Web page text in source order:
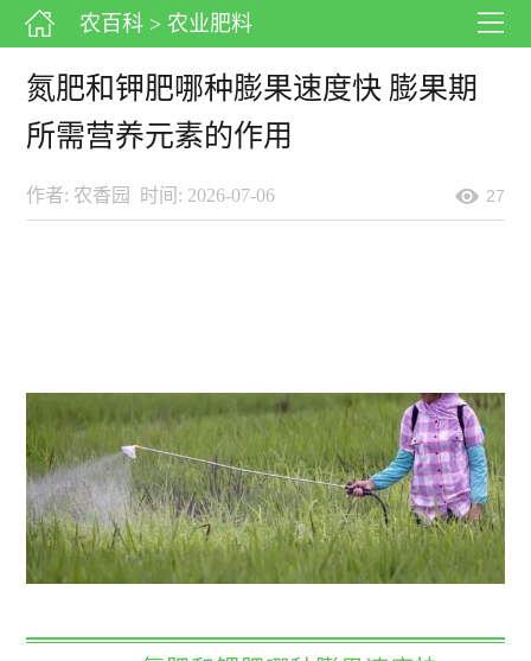
农百科 > 农业肥料
氮肥和钾肥哪种膨果速度快 膨果期
所需营养元素的作用
作者: 农香园 时间: 2026-07-06 27